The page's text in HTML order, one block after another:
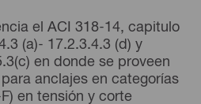
el ACI 318-14, capitulo
(a)- 17.2.3.4.3 (d) y
en donde se proveen
anclajes en categorías
en tensión y corte